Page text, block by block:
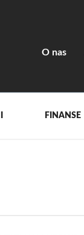
O nas
FINANSE